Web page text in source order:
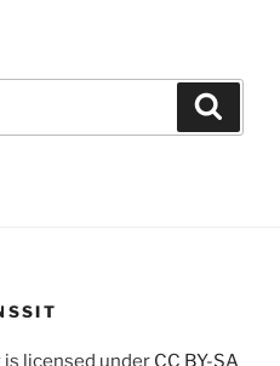
is licensed under CC BY-SA